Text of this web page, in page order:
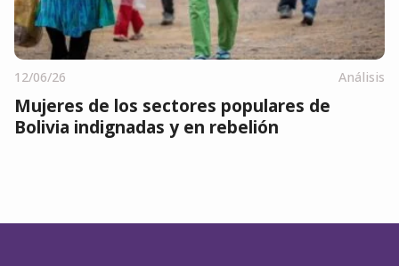
12/06/26 Análisis
Mujeres de los sectores populares de
Bolivia indignadas y en rebelión